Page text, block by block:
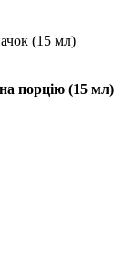
(15 мл)
порцію (15 мл)